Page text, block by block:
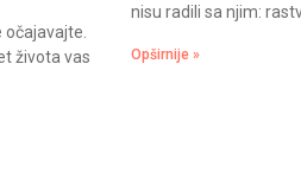
života vas
nisu radili sa njim:
Opširnije »